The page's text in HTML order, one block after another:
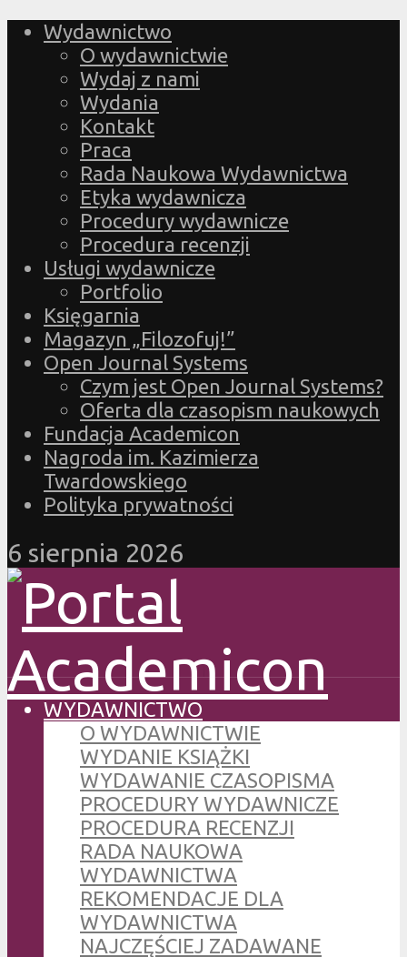
Wydawnictwo
O wydawnictwie
Wydaj z nami
Wydania
Kontakt
Praca
Rada Naukowa Wydawnictwa
Etyka wydawnicza
Procedury wydawnicze
Procedura recenzji
Usługi wydawnicze
Portfolio
Księgarnia
Magazyn „Filozofuj!”
Open Journal Systems
Czym jest Open Journal Systems?
Oferta dla czasopism naukowych
Fundacja Academicon
Nagroda im. Kazimierza
Twardowskiego
Polityka prywatności
6 sierpnia 2026
WYDAWNICTWO
O WYDAWNICTWIE
WYDANIE KSIĄŻKI
WYDAWANIE CZASOPISMA
PROCEDURY WYDAWNICZE
PROCEDURA RECENZJI
RADA NAUKOWA
WYDAWNICTWA
REKOMENDACJE DLA
WYDAWNICTWA
NAJCZĘŚCIEJ ZADAWANE